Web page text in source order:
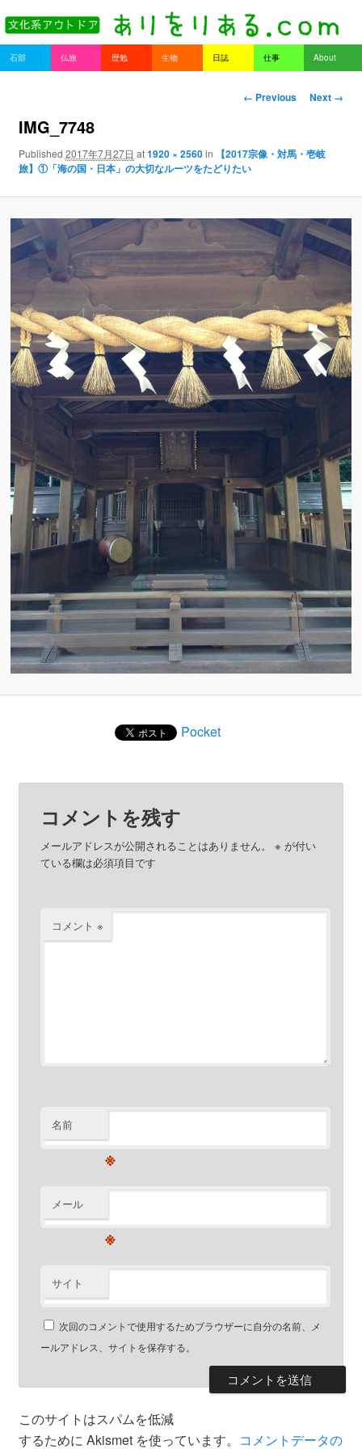
Main menu
Skip to primary content
Skip to secondary content
石部 仏旅 歴勉 生物 日誌 仕事 About
Image navigation
← Previous Next →
IMG_7748
Published 2017年7月27日 at1920 × 2560in
【2017宗像・対馬・壱岐
旅】①「海の国・日本」の大切なルーツをたどりたい
Pocket
コメントを残す
メールアドレスが公開されることはありません。 ※ が付い
ている欄は必須項目です
コメント ※
名前
※
メール
※
サイト
次回のコメントで使用するためブラウザーに自分の名前、メ
ールアドレス、サイトを保存する。
このサイトはスパムを低減
するために Akismet を使っています。 コメントデータの